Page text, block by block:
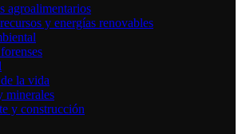
agroalimentarios
y energías renovables
la vida
minerales
y construcción